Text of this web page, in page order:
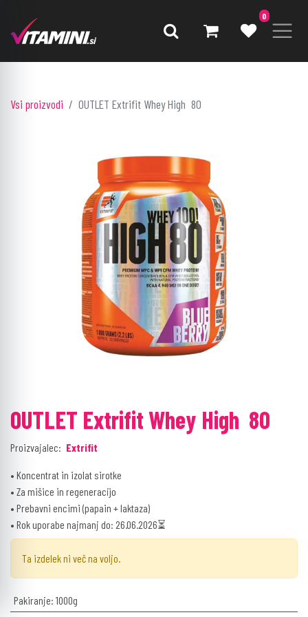
0
Vsi proizvodi OUTLET Extrifit Whey High 80
OUTLET Extrifit Whey High 80
Proizvajalec: Extrifit
• Koncentrat in izolat sirotke
• Za mišice in regeneracijo
• Prebavni encimi (papain + laktaza)
• Rok uporabe najmanj do: 26.06.2026⏳
Ta izdelek ni več na voljo.
Pakiranje: 1000g